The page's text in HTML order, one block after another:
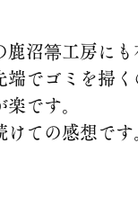
沼箒工房にも
端でゴミを掃
楽です。
けての感想です